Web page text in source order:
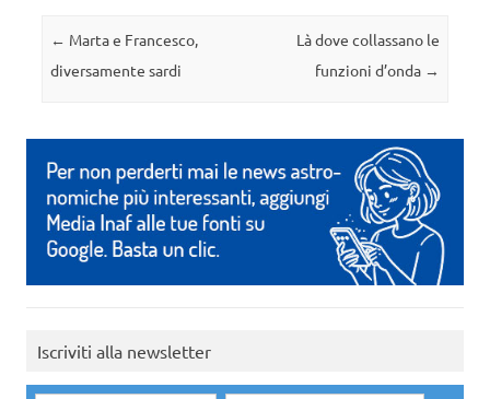
Navigazione articolo
← Marta e Francesco,
diversamente sardi
Là dove collassano le
funzioni d’onda →
Iscriviti alla newsletter